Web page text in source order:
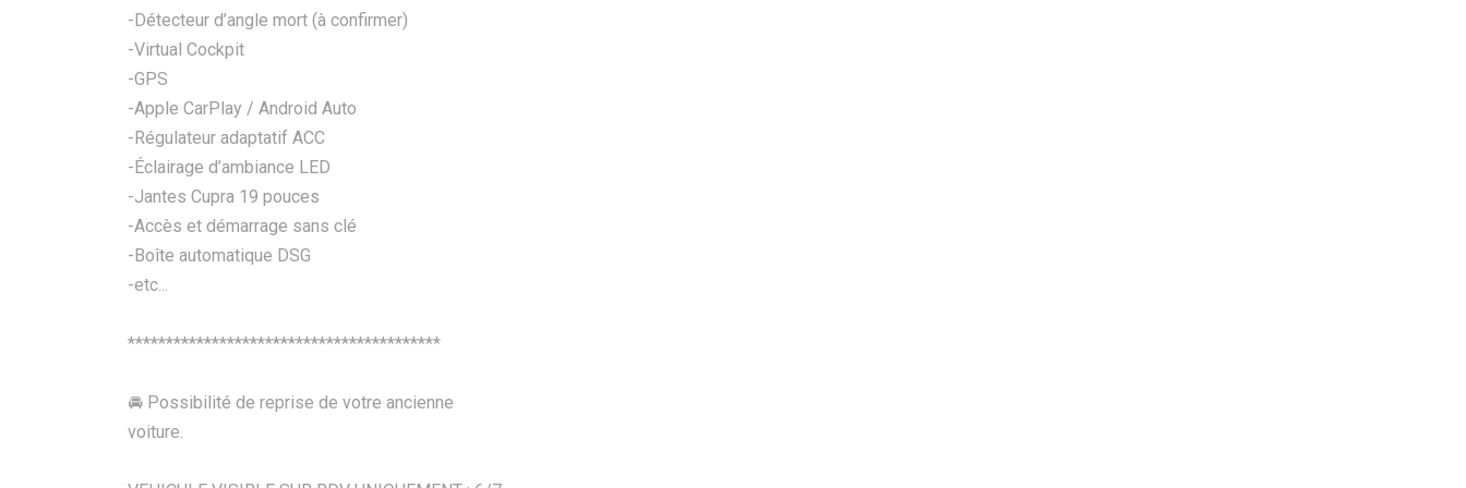
-Détecteur d’angle mort (à confirmer)
-Virtual Cockpit
-GPS
-Apple CarPlay / Android Auto
-Régulateur adaptatif ACC
-Éclairage d’ambiance LED
-Jantes Cupra 19 pouces
-Accès et démarrage sans clé
-Boîte automatique DSG
-etc...
*****************************************
🚘 Possibilité de reprise de votre ancienne
voiture.